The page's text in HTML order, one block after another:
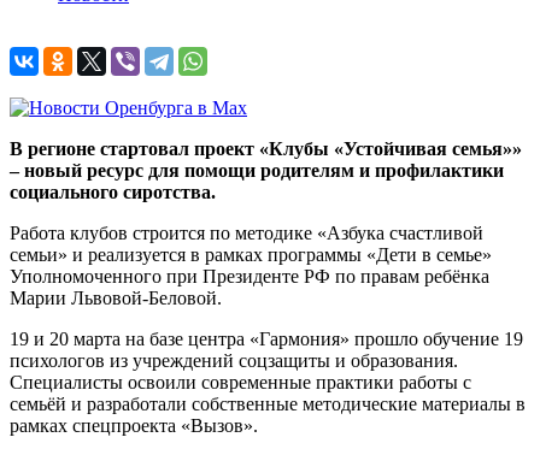
В регионе стартовал проект «Клубы «Устойчивая семья»»
– новый ресурс для помощи родителям и профилактики
социального сиротства.
Работа клубов строится по методике «Азбука счастливой
семьи» и реализуется в рамках программы «Дети в семье»
Уполномоченного при Президенте РФ по правам ребёнка
Марии Львовой-Беловой.
19 и 20 марта на базе центра «Гармония» прошло обучение 19
психологов из учреждений соцзащиты и образования.
Специалисты освоили современные практики работы с
семьёй и разработали собственные методические материалы в
рамках спецпроекта «Вызов».